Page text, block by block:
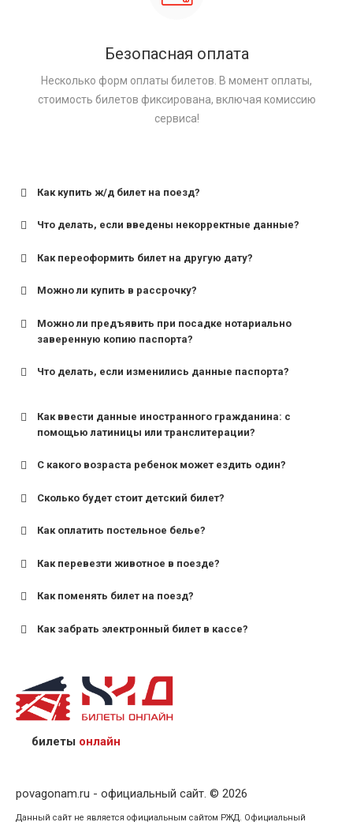
Безопасная оплата
Несколько форм оплаты билетов. В момент оплаты,
стоимость билетов фиксирована, включая комиссию
сервиса!
Как купить ж/д билет на поезд?
Что делать, если введены некорректные данные?
Как переоформить билет на другую дату?
Можно ли купить в рассрочку?
Можно ли предъявить при посадке нотариально
заверенную копию паспорта?
Что делать, если изменились данные паспорта?
Как ввести данные иностранного гражданина: с
помощью латиницы или транслитерации?
С какого возраста ребенок может ездить один?
для поездов дальнего следования — от 10 лет и
для пригородных поездов — от 7 лет.
Сколько будет стоит детский билет?
Как оплатить постельное белье?
Как перевезти животное в поезде?
Как поменять билет на поезд?
Как забрать электронный билет в кассе?
назвав кассиру 14-значный номер заказа;
предъявив удостоверение личности пассажира, на
кого оформлен билет.
билеты онлайн
povagonam.ru - официальный сайт. © 2026
Данный сайт не является официальным сайтом РЖД. Официальный